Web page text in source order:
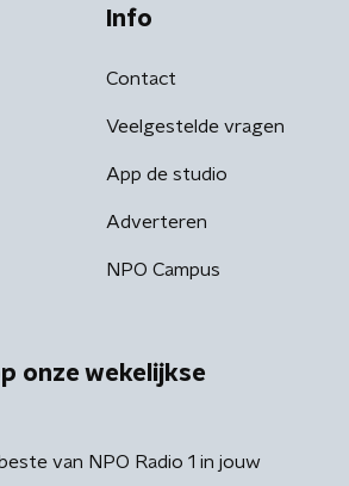
Info
Contact
Veelgestelde vragen
App de studio
Adverteren
NPO Campus
onze wekelijkse
van NPO Radio 1 in jouw